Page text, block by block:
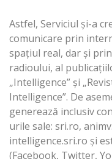
Astfel, Serviciul și-a
comunicare prin
spațiul real, dar și
radioului, al
„Intelligence” şi
Intelligence”. De
generează inclusiv
urile sale: sri.ro,
intelligence.sri.ro și
(Facebook, Twitter,